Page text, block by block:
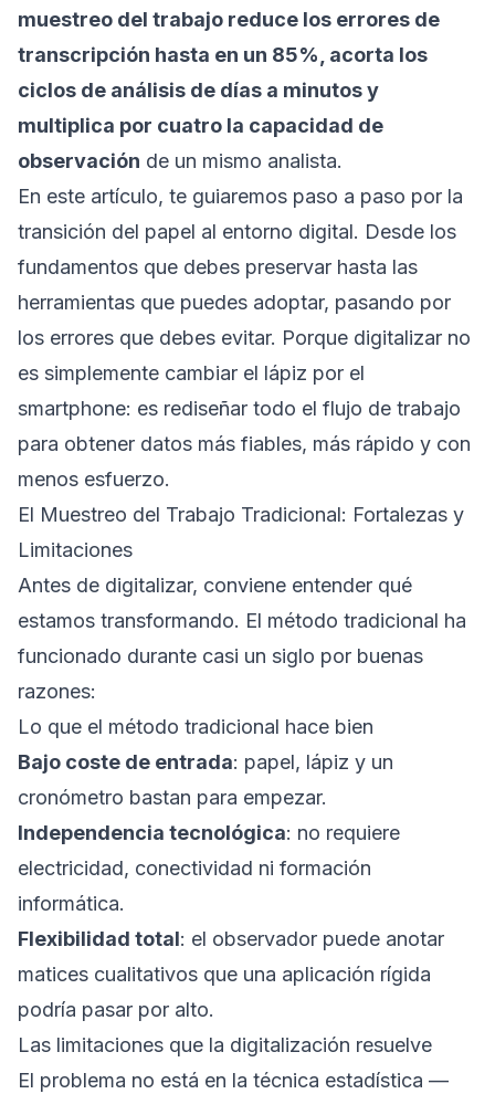
muestreo del trabajo reduce los errores de
transcripción hasta en un 85%, acorta los
ciclos de análisis de días a minutos y
multiplica por cuatro la capacidad de
observación de un mismo analista.
En este artículo, te guiaremos paso a paso por la
transición del papel al entorno digital. Desde los
fundamentos que debes preservar hasta las
herramientas que puedes adoptar, pasando por
los errores que debes evitar. Porque digitalizar no
es simplemente cambiar el lápiz por el
smartphone: es rediseñar todo el flujo de trabajo
para obtener datos más fiables, más rápido y con
menos esfuerzo.
El Muestreo del Trabajo Tradicional: Fortalezas y
Limitaciones
Antes de digitalizar, conviene entender qué
estamos transformando. El método tradicional ha
funcionado durante casi un siglo por buenas
razones:
Lo que el método tradicional hace bien
Bajo coste de entrada: papel, lápiz y un
cronómetro bastan para empezar.
Independencia tecnológica: no requiere
electricidad, conectividad ni formación
informática.
Flexibilidad total: el observador puede anotar
matices cualitativos que una aplicación rígida
podría pasar por alto.
Las limitaciones que la digitalización resuelve
El problema no está en la técnica estadística —